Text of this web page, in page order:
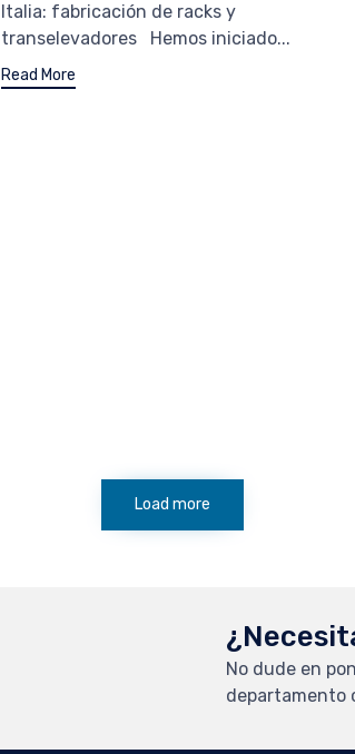
Italia: fabricación de racks y
transelevadores Hemos iniciado...
Read More
Load more
No dude en
departamento